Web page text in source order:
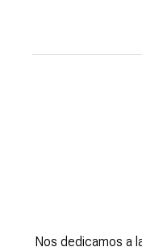
Nos dedicamos a